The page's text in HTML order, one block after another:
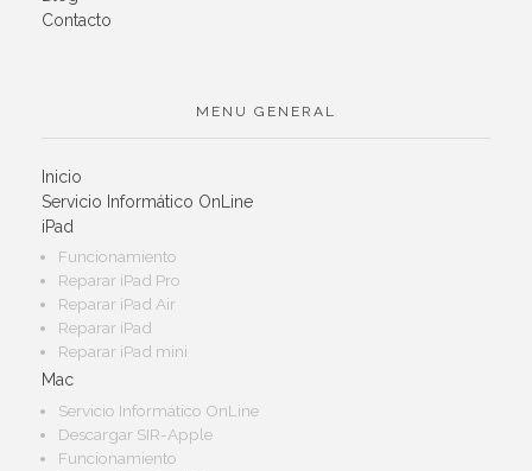
Contacto
MENU GENERAL
Inicio
Servicio Informático OnLine
iPad
Funcionamiento
Reparar iPad Pro
Reparar iPad Air
Reparar iPad
Reparar iPad mini
Mac
Servicio Informático OnLine
Descargar SIR-Apple
Funcionamiento